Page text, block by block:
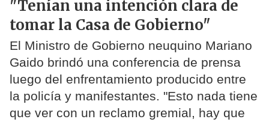
"Tenían una intención clara de
tomar la Casa de Gobierno"
El Ministro de Gobierno neuquino Mariano
Gaido brindó una conferencia de prensa
luego del enfrentamiento producido entre
la policía y manifestantes. "Esto nada tiene
que ver con un reclamo gremial, hay que